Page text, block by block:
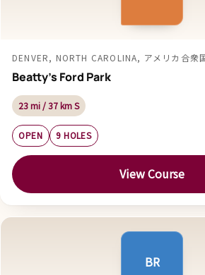
DENVER, NORTH CAROLINA, アメリカ合衆
Beatty's Ford Park
23 mi / 37 km S
OPEN 9 HOLES
View Course
BR